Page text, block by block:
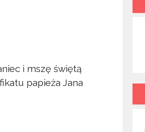
i mszę świętą
papieża Jana